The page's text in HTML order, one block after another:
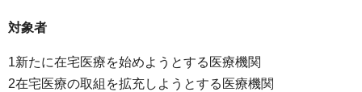
対象者
1新たに在宅医療を始めようとする医療機関
2在宅医療の取組を拡充しようとする医療機関